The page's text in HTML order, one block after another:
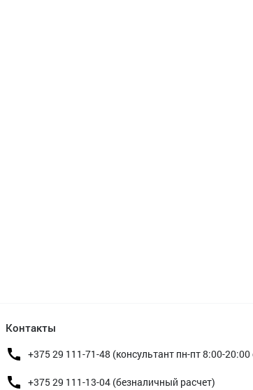
Контакты
+375 29 111-71-48 (консультант пн-пт 8:00-
+375 29 111-13-04 (безналичный расчет)